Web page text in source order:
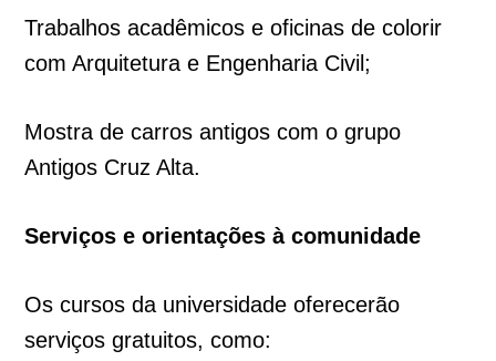
Trabalhos acadêmicos e oficinas de colorir
com Arquitetura e Engenharia Civil;
Mostra de carros antigos com o grupo
Antigos Cruz Alta.
Serviços e orientações à comunidade
Os cursos da universidade oferecerão
serviços gratuitos, como: